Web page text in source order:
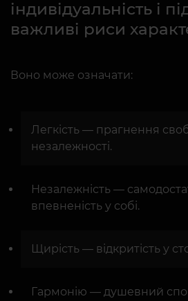
індивідуальність і
важливі риси
Воно може означати:
Легкість — прагнення
незалежності.
Незалежність —
впевненість у собі.
Щирість — відкритість у
Гармонію — душевний